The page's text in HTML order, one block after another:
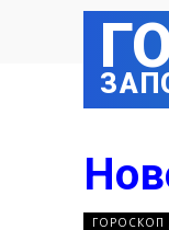
ГОРОСКОП